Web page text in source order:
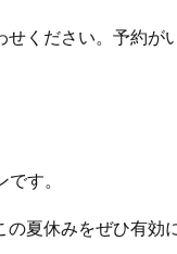
ください。予約
す。
夏休みをぜひ有効